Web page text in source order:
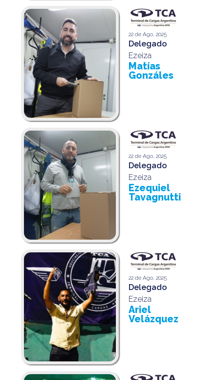
22 de Ago, 2025
Delegado
Ezeiza
Matías
Gonzáles
22 de Ago, 2025
Delegado
Ezeiza
Ezequiel
Tavagnutti
22 de Ago, 2025
Delegado
Ezeiza
Ariel
Velázquez